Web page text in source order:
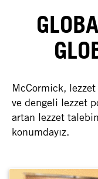
McCormick,
ve dengeli lezzet
artan lezzet
konumdayız.